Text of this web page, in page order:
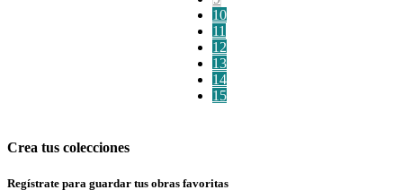
10
11
12
13
14
15
Crea tus colecciones
Regístrate para guardar tus obras favoritas